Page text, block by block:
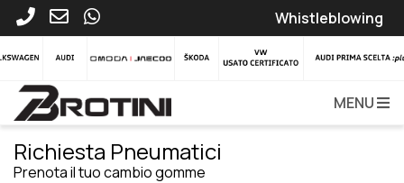
Whistleblowing
MENU
Richiesta Pneumatici
Prenota il tuo cambio gomme